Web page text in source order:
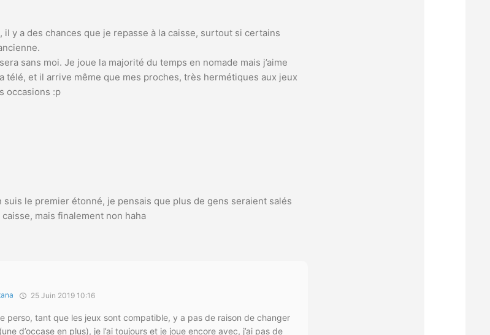
il y a des chances que je repasse à la caisse, surtout si certains
sans moi. Je joue la majorité du temps en nomade mais j’aime
télé, et il arrive même que mes proches, très hermétiques aux jeux
occasions :p
suis le premier étonné, je pensais que plus de gens seraient salés
mais finalement non haha
25 Juin 2019 10:16
perso, tant que les jeux sont compatible, y a pas de raison de changer
d’occase en plus), je l’ai toujours et je joue encore avec, j’ai pas de